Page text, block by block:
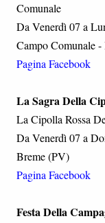
Comunale
Da Venerdì 07 a
Campo Comunale
Pagina Facebook
La Sagra Della
La Cipolla Rossa
Da Venerdì 07 a
Breme (PV)
Pagina Facebook
Festa Della